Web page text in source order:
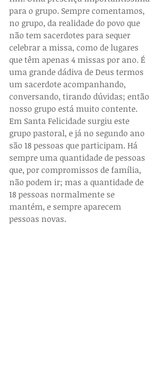
para o grupo. Sempre comentamos,
no grupo, da realidade do povo que
não tem sacerdotes para sequer
celebrar a missa, como de lugares
que têm apenas 4 missas por ano. É
uma grande dádiva de Deus termos
um sacerdote acompanhando,
conversando, tirando dúvidas; então
nosso grupo está muito contente.
Em Santa Felicidade surgiu este
grupo pastoral, e já no segundo ano
são 18 pessoas que participam. Há
sempre uma quantidade de pessoas
que, por compromissos de família,
não podem ir; mas a quantidade de
18 pessoas normalmente se
mantém, e sempre aparecem
pessoas novas.